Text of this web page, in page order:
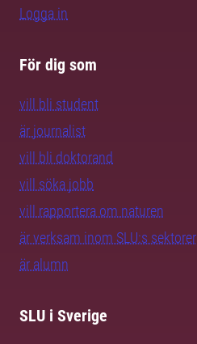
Logga in
För dig som
vill bli student
är journalist
vill bli doktorand
vill söka jobb
vill rapportera om naturen
är verksam inom SLU:s sektorer
är alumn
SLU i Sverige